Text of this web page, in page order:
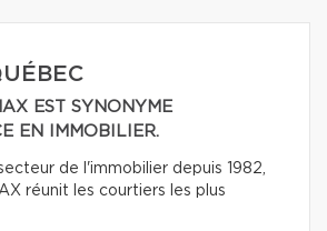
EST SYNONYME
EN IMMOBILIER.
de l'immobilier depuis 1982,
réunit les courtiers les plus